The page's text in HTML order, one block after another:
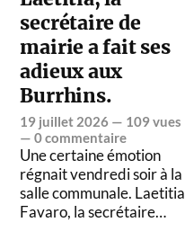
secrétaire de
mairie a fait ses
adieux aux
Burrhins.
19 juillet 2026 — 109 vues
—0 commentaire
Une certaine émotion
régnait vendredi soir à la
salle communale. Laetitia
Favaro, la secrétaire…